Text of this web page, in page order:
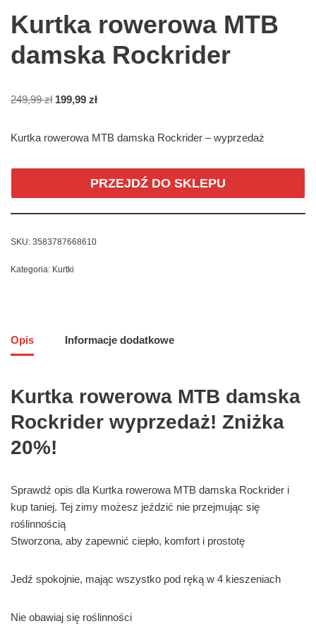
Kurtka rowerowa MTB
damska Rockrider
249,99zł 199,99 zł
Kurtka rowerowa MTB damska Rockrider – wyprzedaż
PRZEJDŹ DO SKLEPU
SKU: 3583787668610
Kategoria: Kurtki
Opis Informacje dodatkowe
Kurtka rowerowa MTB damska
Rockrider wyprzedaż! Zniżka
20%!
Sprawdź opis dla Kurtka rowerowa MTB damska Rockrider i
kup taniej. Tej zimy możesz jeździć nie przejmując się
roślinnością
Stworzona, aby zapewnić ciepło, komfort i prostotę
Jedź spokojnie, mając wszystko pod ręką w 4 kieszeniach
Nie obawiaj się roślinności